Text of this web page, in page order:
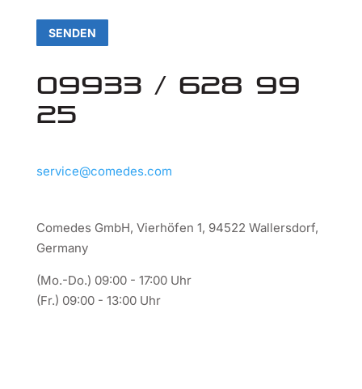
SENDEN
09933 / 628 99
25
service@comedes.com
Comedes GmbH, Vierhöfen 1, 94522 Wallersdorf,
Germany
(Mo.-Do.) 09:00 - 17:00 Uhr
(Fr.) 09:00 - 13:00 Uhr